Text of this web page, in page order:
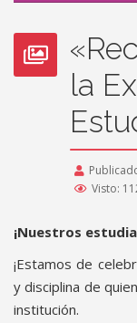
la
Visto:
¡Nuestros
¡Estamos de
y disciplina de
institución.